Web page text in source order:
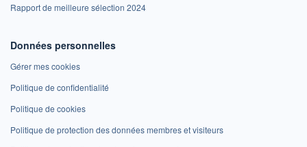
Rapport de meilleure sélection 2024
Données personnelles
Gérer mes cookies
Politique de confidentialité
Politique de cookies
Politique de protection des données membres et visiteurs